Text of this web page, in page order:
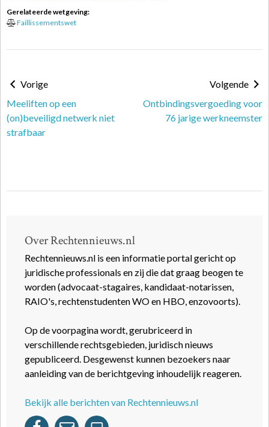
Gerelateerde wetgeving:
Faillissementswet
Vorige
Meeliften op een
(on)beveiligd netwerk niet
strafbaar
Volgende
Ontbindingsvergoeding voor
76 jarige werkneemster
Over Rechtennieuws.nl
Rechtennieuws.nl is een informatie portal gericht op
juridische professionals en zij die dat graag beogen te
worden (advocaat-stagaires, kandidaat-notarissen,
RAIO's, rechtenstudenten WO en HBO, enzovoorts).
Op de voorpagina wordt, gerubriceerd in
verschillende rechtsgebieden, juridisch nieuws
gepubliceerd. Desgewenst kunnen bezoekers naar
aanleiding van de berichtgeving inhoudelijk reageren.
Bekijk alle berichten van Rechtennieuws.nl